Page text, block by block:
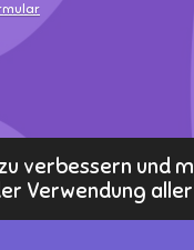
verbessern und
Verwendung